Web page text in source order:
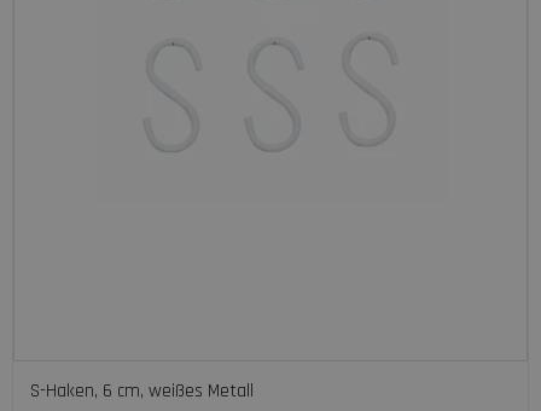
S-Haken, 6 cm, weißes Metall